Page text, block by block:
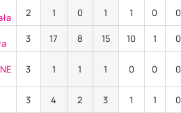
2 1 0 1 1 0 0
3 17 8 15 10 1 0
3 1 1 1 0 0 0
3 4 2 3 1 1 0